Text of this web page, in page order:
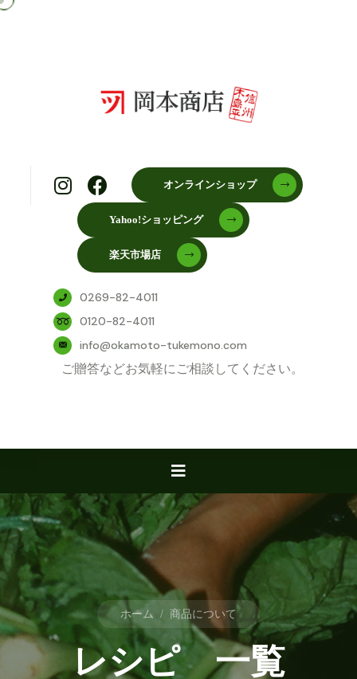
オンラインショップ
Yahoo!ショッピング
楽天市場店
0269-82-4011
0120-82-4011
info@okamoto-tukemono.com
ご贈答などお気軽にご相談してください。
ホーム / 商品について
レシピ 一覧